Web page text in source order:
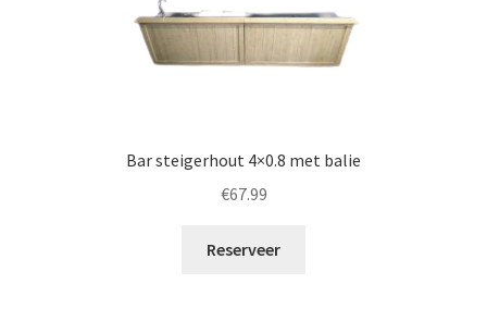
Bar steigerhout 4×0.8 met balie
€67.99
Reserveer